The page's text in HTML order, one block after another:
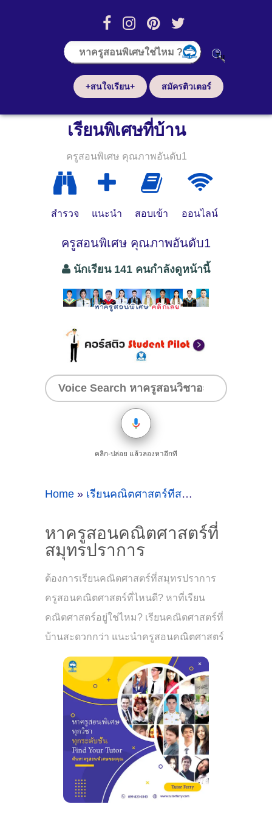
+สนใจเรียน+ สมัครติวเตอร์
เรียนพิเศษที่บ้าน
ครูสอนพิเศษ คุณภาพอันดับ1
สำรวจ แนะนำ สอบเข้า ออนไลน์
ครูสอนพิเศษ คุณภาพอันดับ1
นักเรียน 141 คนกำลังดูหน้านี้
คลิก-ปล่อย แล้วลองหาอีกที
Home » เรียนคณิตศาสตร์ที่สมุทรปราการ
หาครูสอนคณิตศาสตร์ที่
สมุทรปราการ
ต้องการเรียนคณิตศาสตร์ที่สมุทรปราการ
ครูสอนคณิตศาสตร์ที่ไหนดี? หาที่เรียน
คณิตศาสตร์อยู่ใช่ไหม? เรียนคณิตศาสตร์ที่
บ้านสะดวกกว่า แนะนำครูสอนคณิตศาสตร์